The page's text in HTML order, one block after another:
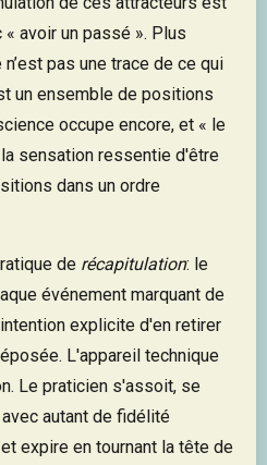
avoir un passé ». Plus
pas une trace de ce qui
un ensemble de positions
occupe encore, et « le
sensation ressentie d'être
dans un ordre
de récapitulation: le
événement marquant de
explicite d'en retirer
L'appareil technique
Le praticien s'assoit, se
autant de fidélité
expire en tournant la tête de